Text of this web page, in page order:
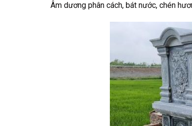
Âm dương phân cách, bát nước, chén